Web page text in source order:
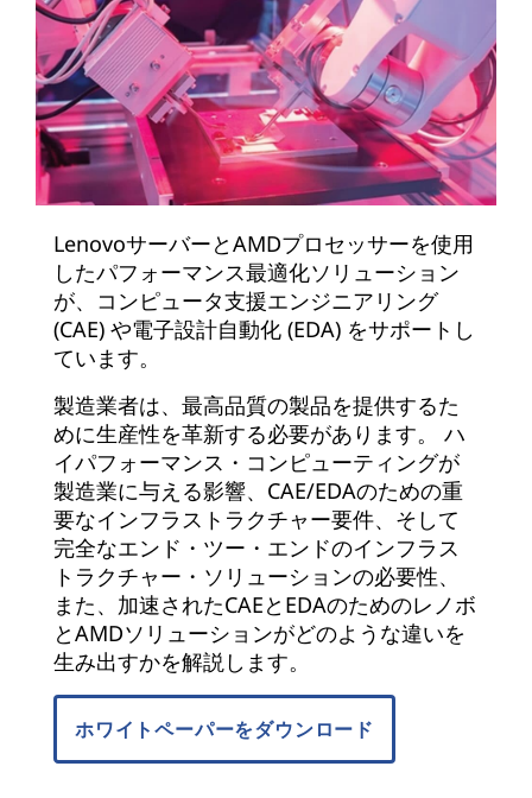
LenovoサーバーとAMDプロセッサーを使用
したパフォーマンス最適化ソリューション
が、コンピュータ支援エンジニアリング
(CAE) や電子設計自動化 (EDA) をサポートし
ています。
製造業者は、最高品質の製品を提供するた
めに生産性を革新する必要があります。 ハ
イパフォーマンス・コンピューティングが
製造業に与える影響、CAE/EDAのための重
要なインフラストラクチャー要件、そして
完全なエンド・ツー・エンドのインフラス
トラクチャー・ソリューションの必要性、
また、加速されたCAEとEDAのためのレノボ
とAMDソリューションがどのような違いを
生み出すかを解説します。
ホワイトペーパーをダウンロード